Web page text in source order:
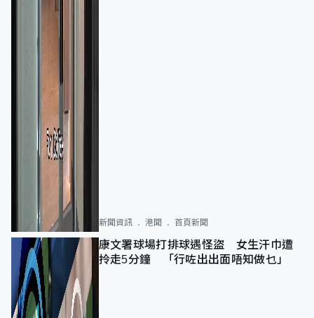
新聞資訊 港聞 首頁新聞
康文署球場打排球遇怪盜 女生汗巾遭
拎走5分鐘 「行咗出出面唔知做乜」